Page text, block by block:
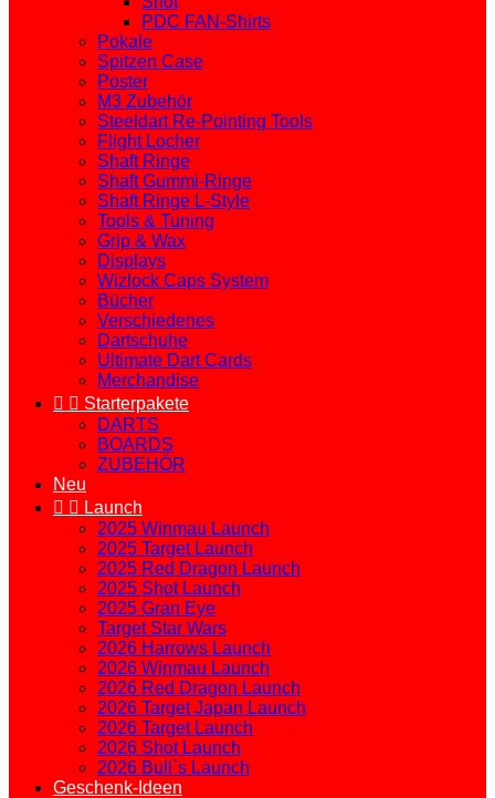
PDC FAN-Shirts
Pokale
Spitzen Case
Poster
M3 Zubehör
Steeldart Re-Pointing Tools
Flight Locher
Shaft Ringe
Shaft Gummi-Ringe
Shaft Ringe L-Style
Tools & Tuning
Grip & Wax
Displays
Wizlock Caps System
Bücher
Verschiedenes
Dartschuhe
Ultimate Dart Cards
Merchandise
  Starterpakete
DARTS
BOARDS
ZUBEHÖR
Neu
  Launch
2025 Winmau Launch
2025 Target Launch
2025 Red Dragon Launch
2025 Shot Launch
2025 Gran Eye
Target Star Wars
2026 Harrows Launch
2026 Winmau Launch
2026 Red Dragon Launch
2026 Target Japan Launch
2026 Target Launch
2026 Shot Launch
2026 Bull`s Launch
Geschenk-Ideen